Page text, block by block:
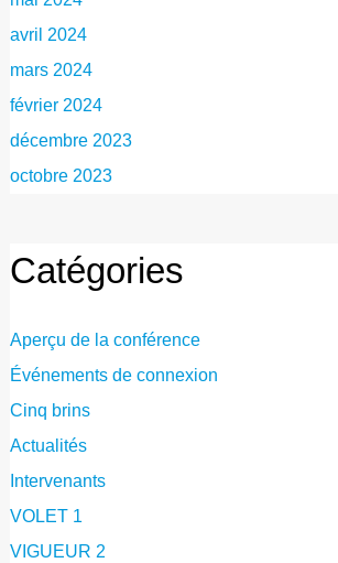
avril 2024
mars 2024
février 2024
décembre 2023
octobre 2023
Catégories
Aperçu de la conférence
Événements de connexion
Cinq brins
Actualités
Intervenants
VOLET 1
VIGUEUR 2